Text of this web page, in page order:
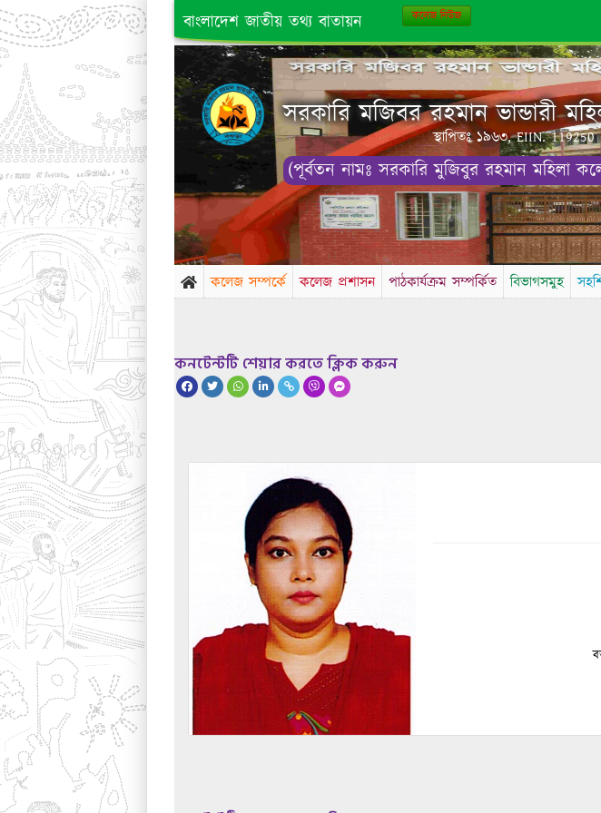
বাংলাদেশ জাতীয় তথ্য বাতায়ন কলেজ নিউজ
সরকারি মজিবর রহমান ভান্ডারী
স্থাপিতঃ ১৯৬৩, EIIN. 119250
(পূর্বতন নামঃ সরকারি মুজিবুর রহমান মহিলা
কলেজ সম্পর্কে কলেজ প্রশাসন পাঠকার্যক্রম সম্পর্কিত বিভাগসমুহ
কনটেন্টটি শেয়ার করতে ক্লিক করুন